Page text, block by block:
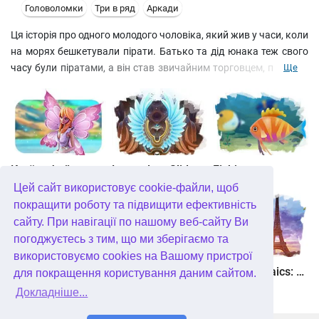
Цей сайт використовує cookie-файли, щоб
покращити роботу та підвищити ефективність
сайту. При навігації по нашому веб-сайту Ви
погоджуєтесь з тим, що ми зберігаємо та
використовуємо cookies на Вашому пристрої
для покращення користування даним сайтом.
Докладніше...
Головоломки Три в ряд Аркади
Ця історія про одного молодого чоловіка, який жив у часи, коли
на морях бешкетували пірати. Батько та дід юнака теж свого
часу були піратами, а він став звичайним торговцем, причому
миритися з таким життям і жадала пригод та небезпек. І ось
одного разу, коли юнак вирушив у чергове плавання, а трюм
його корабля були набиті всілякими товарами, на горизонті
з'явився піратський корабель. Він йшов на зближення з явним
наміром вступити в бій і заволодіти вантажем. Хороброму
торговцю нічого не залишалося, як розпочати бій.
Ще
Країна фей Legendary Slide Fishjong
Квадріум Пас'янс Білосніжка. Зачароване королівство Travel Mosaics: A Paris Tour